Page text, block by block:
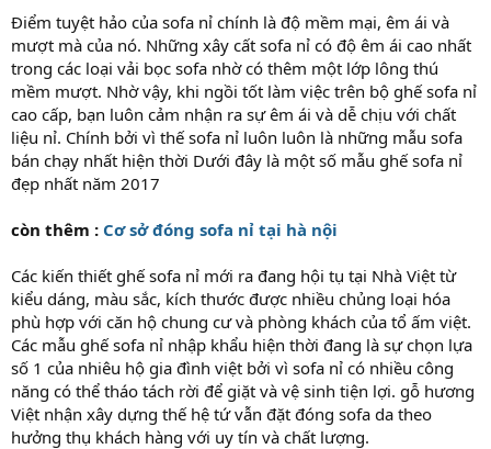
Điểm tuyệt hảo của sofa nỉ chính là độ mềm mại, êm ái và
mượt mà của nó. Những xây cất sofa nỉ có độ êm ái cao nhất
trong các loại vải bọc sofa nhờ có thêm một lớp lông thú
mềm mượt. Nhờ vậy, khi ngồi tốt làm việc trên bộ ghế sofa nỉ
cao cấp, bạn luôn cảm nhận ra sự êm ái và dễ chịu với chất
liệu nỉ. Chính bởi vì thế sofa nỉ luôn luôn là những mẫu sofa
bán chạy nhất hiện thời Dưới đây là một số mẫu ghế sofa nỉ
đẹp nhất năm 2017
còn thêm : Cơ sở đóng sofa nỉ tại hà nội
Các kiến thiết ghế sofa nỉ mới ra đang hội tụ tại Nhà Việt từ
kiểu dáng, màu sắc, kích thước được nhiều chủng loại hóa
phù hợp với căn hộ chung cư và phòng khách của tổ ấm việt.
Các mẫu ghế sofa nỉ nhập khẩu hiện thời đang là sự chọn lựa
số 1 của nhiêu hộ gia đình việt bởi vì sofa nỉ có nhiều công
năng có thể tháo tách rời để giặt và vệ sinh tiện lợi. gỗ hương
Việt nhận xây dựng thế hệ tứ vẫn đặt đóng sofa da theo
hưởng thụ khách hàng với uy tín và chất lượng.